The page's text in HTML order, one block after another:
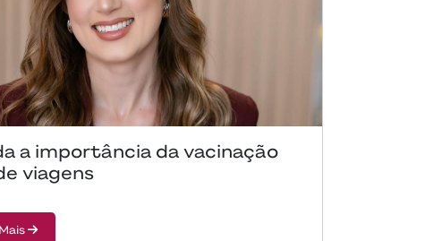
a importância da vacinação
viagens